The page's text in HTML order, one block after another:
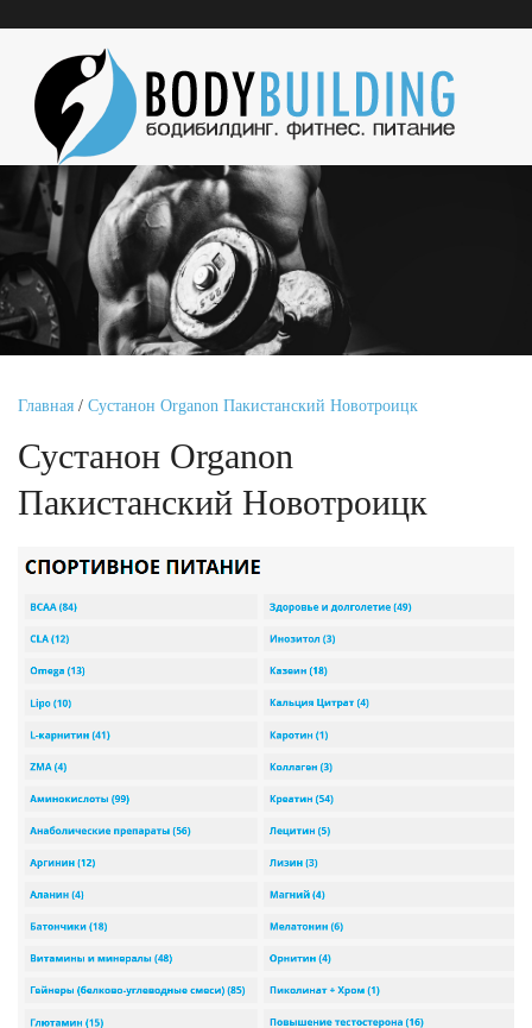
Главная / Сустанон Organon Пакистанский Новотроицк
Сустанон Organon
Пакистанский Новотроицк